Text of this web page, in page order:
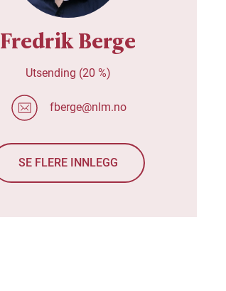
Fredrik Berge
Utsending (20 %)
fberge@nlm.no
SE FLERE INNLEGG